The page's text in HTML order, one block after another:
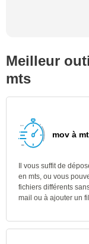
Meilleur
mts
mov à
Il vous suffit de
en mts, ou vous
fichiers différents
mail ou à ajouter un